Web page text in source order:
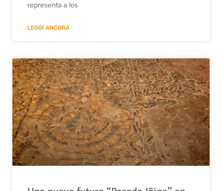
representa a los
LEGGI ANCORA